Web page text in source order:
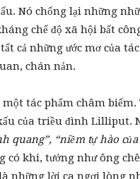
Nó chống lại những
chế độ xã hội bất
cả những ước mơ của
chán nản.
tác phẩm châm biếm.
của triều đình Lilliput.
quang”, “niềm tự hào
có khi, tưởng như ông
những lời ca ngợi lòng